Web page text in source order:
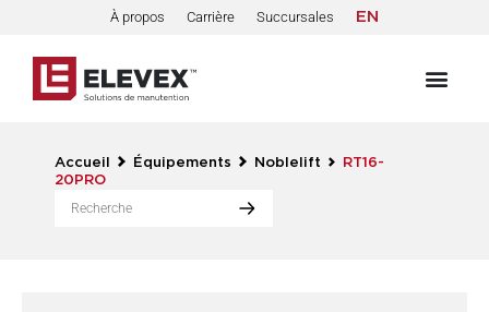
À propos Carrière Succursales EN
Accueil Équipements Noblelift
RT16-
20PRO